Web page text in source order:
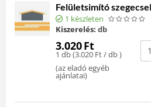
Felületsimító
1 készleten
Kiszerelés: db
3.020Ft
1 db (3.020 Ft/ db )
(az eladó egyéb
ajánlatai)